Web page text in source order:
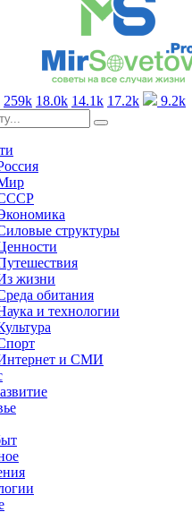
259k 18.0k 14.1k 17.2k 9.2k
структуры
жизни
обитания
и технологии
и СМИ